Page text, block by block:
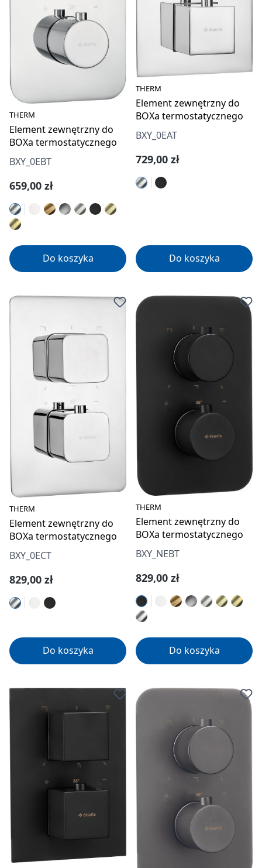
THERM
Element zewnętrzny do
BOXa termostatycznego
BXY_0EBT
Cena regularna:
659,00 zł
Do koszyka
THERM
Element zewnętrzny do
BOXa termostatycznego
BXY_0EAT
Cena regularna:
729,00 zł
Do koszyka
THERM
Element zewnętrzny do
BOXa termostatycznego
BXY_0ECT
Cena regularna:
829,00 zł
Do koszyka
THERM
Element zewnętrzny do
BOXa termostatycznego
BXY_NEBT
Cena regularna:
829,00 zł
Do koszyka